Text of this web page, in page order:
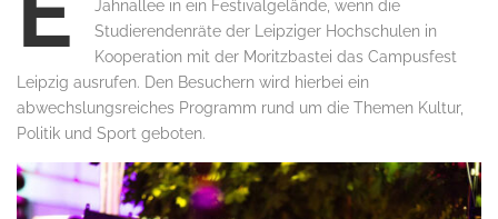
Jahnallee in ein Festivalgelände, wenn die
Studierendenräte der Leipziger Hochschulen in
Kooperation mit der Moritzbastei das Campusfest
Leipzig ausrufen. Den Besuchern wird hierbei ein
abwechslungsreiches Programm rund um die Themen Kultur,
Politik und Sport geboten.